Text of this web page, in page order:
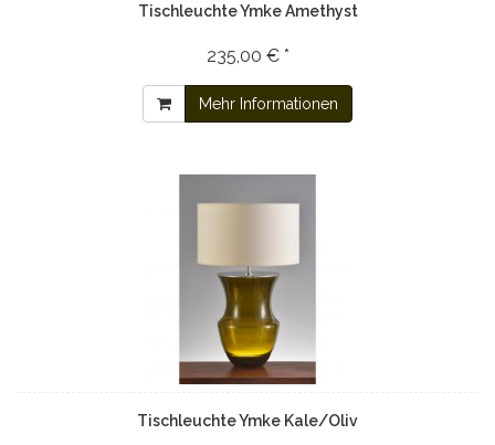
Tischleuchte Ymke Amethyst
235,00 € *
Mehr Informationen
Tischleuchte Ymke Kale/Oliv